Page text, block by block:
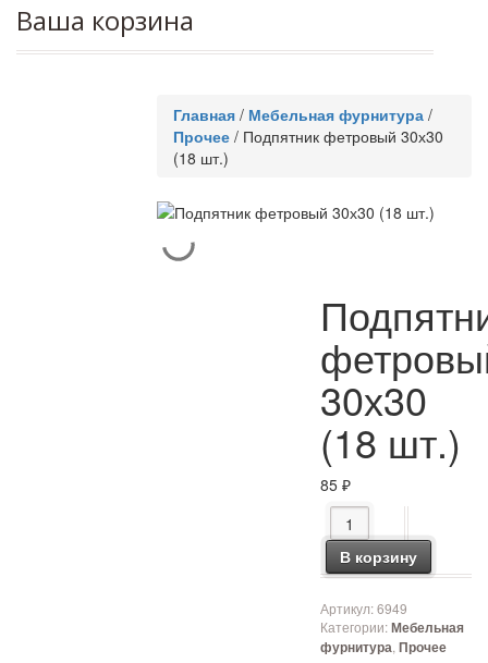
Ваша корзина
Главная / Мебельная фурнитура /
Прочее / Подпятник фетровый 30х30
(18 шт.)
30х30
(18 шт.)
85₽
Количество товара
В корзину
Артикул:6949
Категории:Мебельная
фурнитура,Прочее